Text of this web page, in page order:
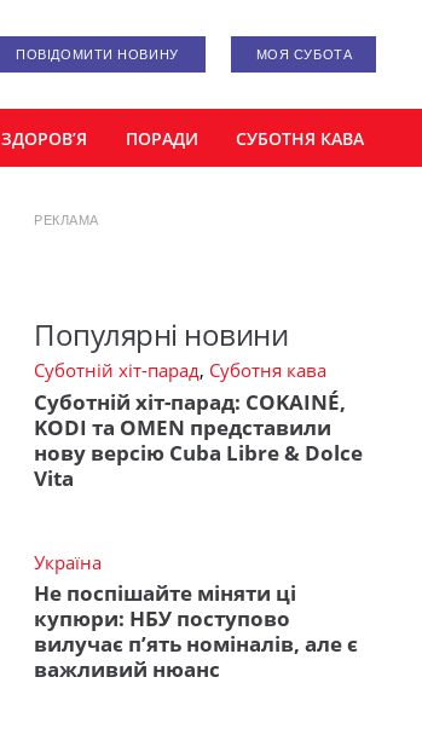
ПОВІДОМИТИ НОВИНУ МОЯ СУБОТА
ЗДОРОВ’Я ПОРАДИ СУБОТНЯ КАВА
РЕКЛАМА
Популярні новини
Суботній хіт-парад, Суботня кава
Суботній хіт-парад: COKAINÉ,
KODI та OMEN представили
нову версію Cuba Libre & Dolce
Vita
Україна
Не поспішайте міняти ці
купюри: НБУ поступово
вилучає п’ять номіналів, але є
важливий нюанс